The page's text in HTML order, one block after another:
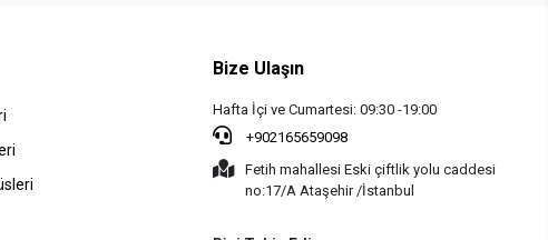
Bize Ulaşın
Hafta İçi ve Cumartesi: 09:30 -19:00
+902165659098
Fetih mahallesi Eski çiftlik yolu caddesi
no:17/A Ataşehir /İstanbul